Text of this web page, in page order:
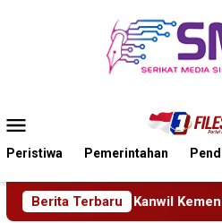
Mobile
Peristiwa Pemerintahan
Berita Terbaru
Bali Semarakkan Hari